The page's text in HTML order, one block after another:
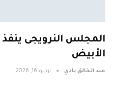
المجلس النرويجى
الأبيض
عبد الخالق بادي يوليو 16, 2026